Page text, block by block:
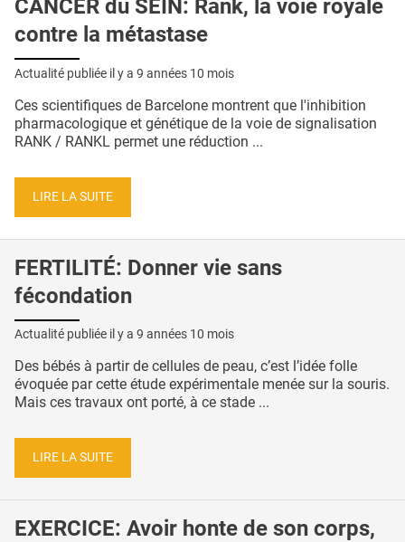
CANCER du SEIN: Rank, la voie royale
contre la métastase
Actualité publiée il y a 9 années 10 mois
Ces scientifiques de Barcelone montrent que l'inhibition
pharmacologique et génétique de la voie de signalisation
RANK / RANKL permet une réduction ...
LIRE LA SUITE
FERTILITÉ: Donner vie sans
fécondation
Actualité publiée il y a 9 années 10 mois
Des bébés à partir de cellules de peau, c’est l’idée folle
évoquée par cette étude expérimentale menée sur la souris.
Mais ces travaux ont porté, à ce stade ...
LIRE LA SUITE
EXERCICE: Avoir honte de son corps,